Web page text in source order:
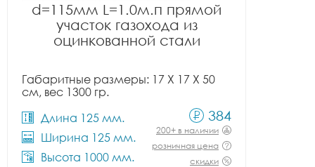
d=115мм L=1.0м.п прямой
участок газохода из
оцинкованной стали
Габаритные размеры: 17 X 17 X 50
см, вес 1300 гр.
Длина 125 мм.
Ширина 125 мм.
Высота 1000 мм.
384
200+ в наличии
розничная цена
скидки